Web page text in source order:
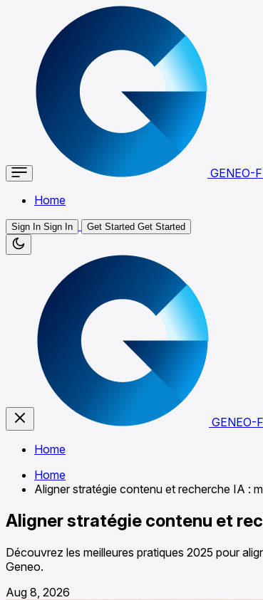
GENEO-
Home
Sign In Sign In Get Started Get Started
GENEO-
Home
Home
Aligner stratégie contenu et recherche IA :
Aligner stratégie contenu et
Découvrez les meilleures pratiques 2025 pour
Geneo.
Aug 8, 2026